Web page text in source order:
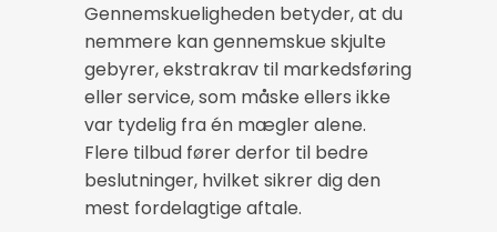
Gennemskueligheden betyder, at du
nemmere kan gennemskue skjulte
gebyrer, ekstrakrav til markedsføring
eller service, som måske ellers ikke
var tydelig fra én mægler alene.
Flere tilbud fører derfor til bedre
beslutninger, hvilket sikrer dig den
mest fordelagtige aftale.